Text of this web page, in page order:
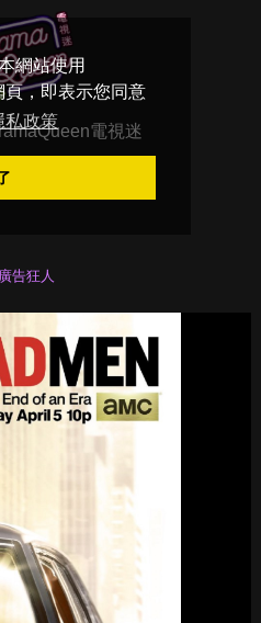
網站使用
，即表示您同意
私政策
電視迷
廣告狂人